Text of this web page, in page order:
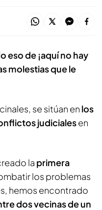
eso de ¡aquí no hay
molestias que le
se sitúan en los
judicialesen
la primera
los problemas
hemos encontrado
dos vecinas de un